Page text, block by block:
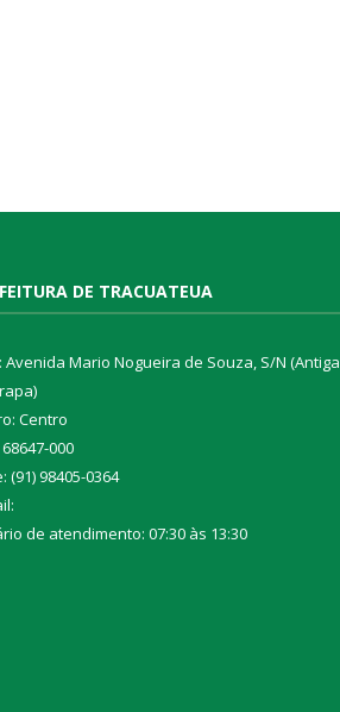
DE TRACUATEUA
Avenida Mario Nogueira de Souza, S/N (Antiga
Centro
68647-000
(91) 98405-0364
de atendimento: 07:30 às 13:30